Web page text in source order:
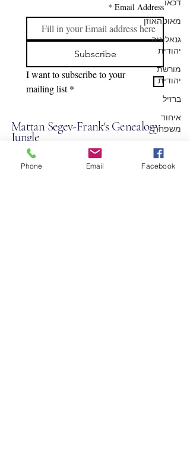
מאוטהאוזן
גנאלוגיה
יהודית
מורשת
יהודית
ברזיל
איחוד
משפחתי
הרצאות על
גנאלוגיה
יהודית
Mattan Segev-Frank's Genealogy
Jungle
ליצירת קשר:
Email Address
*
Subscribe
I want to subscribe to your
mailing list *
Phone Email Facebook